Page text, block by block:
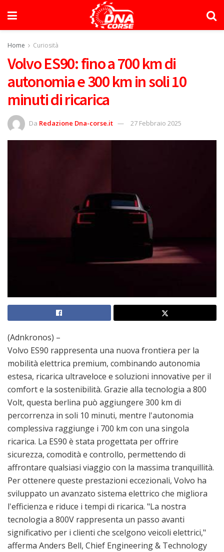
Home Curiosità
Volvo ES90: fino a 700 km di
autonomia e 300 km in soli 10
minuti di ricarica
Da Redazione Dna-corse.it 27 Febbraio 2025
(Adnkronos) –
Volvo ES90 rappresenta una nuova frontiera per la
mobilità elettrica premium, combinando autonomia
estesa, ricarica ultraveloce e soluzioni innovative per il
comfort e la sostenibilità. Grazie alla tecnologia a 800
Volt, questa berlina può aggiungere 300 km di
percorrenza in soli 10 minuti, mentre l'autonomia
complessiva raggiunge i 700 km con una singola
ricarica. La ES90 è stata progettata per offrire
sicurezza, comodità e controllo, permettendo di
affrontare qualsiasi viaggio con la massima tranquillità.
Per ottenere queste prestazioni eccezionali, Volvo ha
sviluppato un avanzato sistema elettrico che migliora
l'efficienza e riduce i tempi di ricarica. "La nostra
tecnologia a 800V rappresenta un passo avanti
significativo per i clienti che scelgono veicoli elettrici,"
afferma Anders Bell, Chief Engineering & Technology